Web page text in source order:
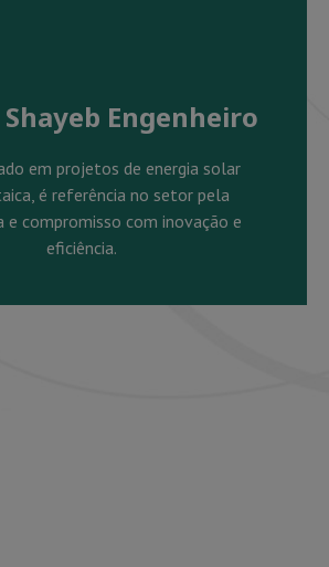
Engenheiro
em projetos de energia solar
é referência no setor pela
e compromisso com inovação e
eficiência.